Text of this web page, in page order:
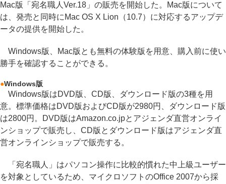
Mac版「宛名職人Ver.18」の販売を開始した。Mac版について
は、発売と同時にMac OS X Lion（10.7）に対応するアップデ
ータの提供を開始した。
Windows版、Mac版とも無料の体験版を用意、購入前に使い
勝手を確認することができる。
●Windows版
Windows版はDVD版、CD版、ダウンロード版の3種を用
意。標準価格はDVD版およびCD版が2980円、ダウンロード版
は2800円。DVD版はAmazon.co.jpとアジェンダ直営オンライ
ンショップで販売し、CD版とダウンロード版はアジェンダ直
営オンラインショップで販売する。
「宛名職人」はパソコン操作に比較的慣れた中上級ユーザー
を対象としているため、マイクロソフトのOffice 2007から採